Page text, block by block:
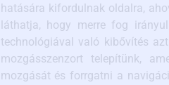
hatására kifordulnak oldalra,
láthatja, hogy merre fog
technológiával való kibővítés
mozgásszenzort telepítünk,
mozgását és forrgatni a